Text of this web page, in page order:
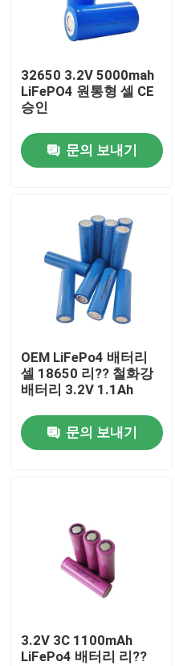
제품 소개
VR 쇼
회사 소개
공장 투어
품질 관리
리튬 이온 라이프포4 전지
32650 3.2V 5000mah
LiFePO4 원통형 셀 CE
승인
문의 보내기
OEM LiFePo4 배터리
셀 18650 리?? 철화강
배터리 3.2V 1.1Ah
문의 보내기
3.2V 3C 1100mAh
LiFePo4 배터리 리??